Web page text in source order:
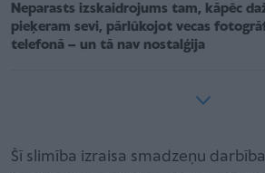
Neparasts izskaidrojums tam, kāpēc
pieķeram sevi, pārlūkojot vecas
telefonā – un tā nav nostalģija
Šī slimība izraisa smadzeņu